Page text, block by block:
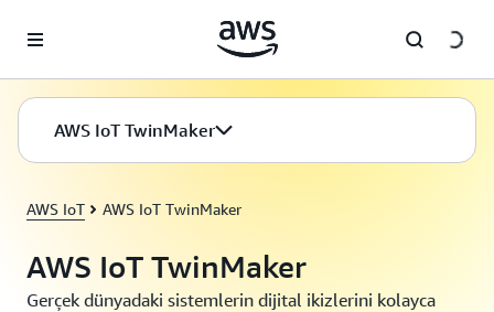
AWS IoT TwinMaker
AWS IoT AWS IoT TwinMaker
AWS IoT TwinMaker
Gerçek dünyadaki sistemlerin dijital ikizlerini kolayca